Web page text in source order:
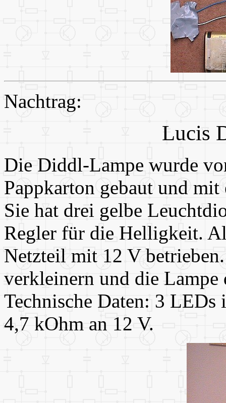
Nachtrag:
Lucis
Die Diddl-Lampe wurde
Pappkarton gebaut und
Sie hat drei gelbe
Regler für die Helligkeit.
Netzteil mit 12 V
verkleinern und die Lampe
Technische Daten: 3
4,7 kOhm an 12 V.